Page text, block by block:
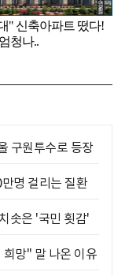
구원투수로 등장
명 걸리는 질환
솟은 '국민 횟감'
망" 말 나온 이유